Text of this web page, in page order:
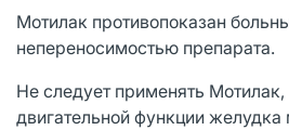
Мотилак противопоказан
непереносимостью препарата.
Не следует применять Мотилак,
двигательной функции